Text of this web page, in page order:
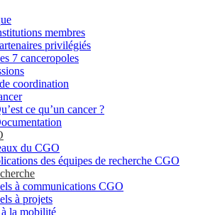
membres
privilégiés
7 canceropoles
coordination
ce qu’un cancer ?
du CGO
des équipes de recherche CGO
à communications CGO
à projets
la mobilité